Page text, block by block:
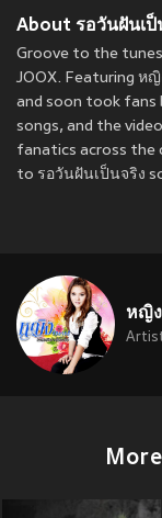
About รอวันฝันเป็
Groove to the
JOOX. Featuring ห
and soon took fans
songs, and the
fanatics across the
to รอวันฝันเป็นจริง
หญิ